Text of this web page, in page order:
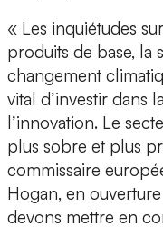
« Les inquiétudes
produits de base, la
changement
vital d’investir dans
l’innovation. Le
plus sobre et plus
commissaire
Hogan, en
devons mettre en